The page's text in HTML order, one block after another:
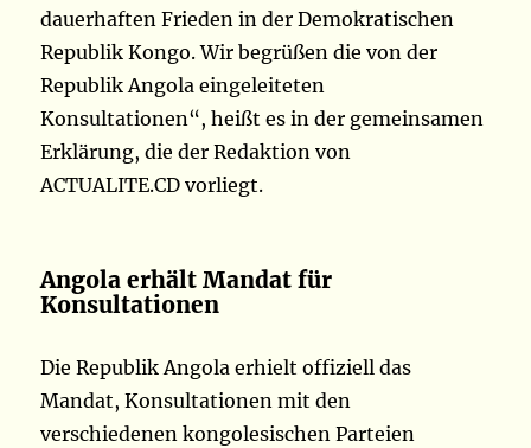
dauerhaften Frieden in der Demokratischen
Republik Kongo. Wir begrüßen die von der
Republik Angola eingeleiteten
Konsultationen“, heißt es in der gemeinsamen
Erklärung, die der Redaktion von
ACTUALITE.CD vorliegt.
Angola erhält Mandat für
Konsultationen
Die Republik Angola erhielt offiziell das
Mandat, Konsultationen mit den
verschiedenen kongolesischen Parteien